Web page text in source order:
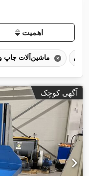
اهمیت
آگهی کوچک